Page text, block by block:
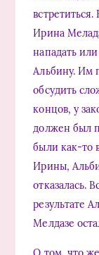
Ирина
нападать
Альбину. Им
обсудить
концов, у
должен был
были как-то
Ирины,
отказалась.
результате
Мелдазе